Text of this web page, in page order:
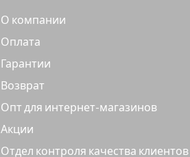
О компании
Оплата
Гарантии
Возврат
Опт для интернет-магазинов
Акции
Отдел контроля качества клиентов